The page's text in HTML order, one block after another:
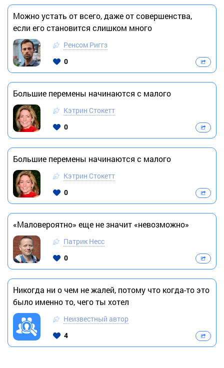
Можно устать от всего, даже от совершенства,
если его становится слишком много
Ренсом Риггз
0
Большие перемены начинаются с малого
Кэтрин Стокетт
0
Большие перемены начинаются с малого
Кэтрин Стокетт
0
«Маловероятно» еще не значит «невозможно»
Патрик Несс
0
Никогда ни о чем не жалей, потому что когда-то это
было именно то, чего ты хотел
Неизвестный автор
4